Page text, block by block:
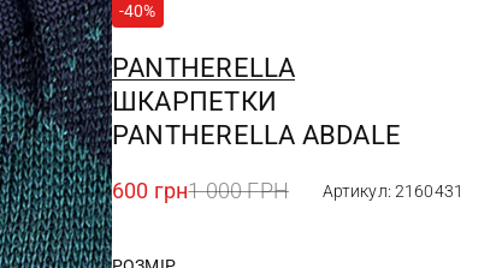
СТВОРИТИ ОБЛІКІВКУ
-40%
PANTHERELLA
ШКАРПЕТКИ
PANTHERELLA ABDALE
600 грн1 000 ГРН Артикул: 2160431